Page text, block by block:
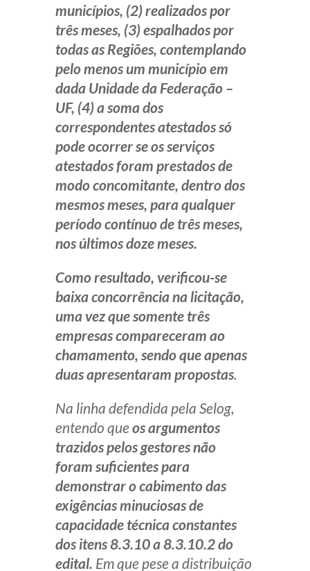
municípios, (2) realizados por
três meses, (3) espalhados por
todas as Regiões, contemplando
pelo menos um município em
dada Unidade da Federação –
UF, (4) a soma dos
correspondentes atestados só
pode ocorrer se os serviços
atestados foram prestados de
modo concomitante, dentro dos
mesmos meses, para qualquer
período contínuo de três meses,
nos últimos doze meses.
Como resultado, verificou-se
baixa concorrência na licitação,
uma vez que somente três
empresas compareceram ao
chamamento, sendo que apenas
duas apresentaram propostas.
Na linha defendida pela Selog,
entendo queos argumentos
trazidos pelos gestores não
foram suficientes para
demonstrar o cabimento das
exigências minuciosas de
capacidade técnica constantes
dos itens 8.3.10 a 8.3.10.2 do
edital. Em que pese a distribuição